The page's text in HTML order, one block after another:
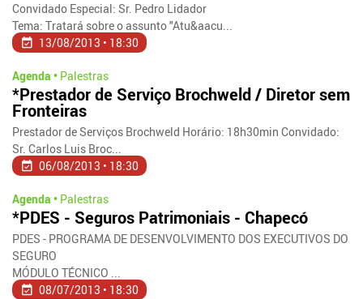
Convidado Especial: Sr. Pedro Lidador
Tema: Tratará sobre o assunto "Atu&aacu...
13/08/2013 • 18:30
Agenda • Palestras
*Prestador de Serviço Brochweld / Diretor sem
Fronteiras
Prestador de Serviços Brochweld Horário: 18h30min Convidado:
Sr. Carlos Luis Broc...
06/08/2013 • 18:30
Agenda • Palestras
*PDES - Seguros Patrimoniais - Chapecó
PDES - PROGRAMA DE DESENVOLVIMENTO DOS EXECUTIVOS DO
SEGURO
MÓDULO TÉCNICO ...
08/07/2013 • 18:30